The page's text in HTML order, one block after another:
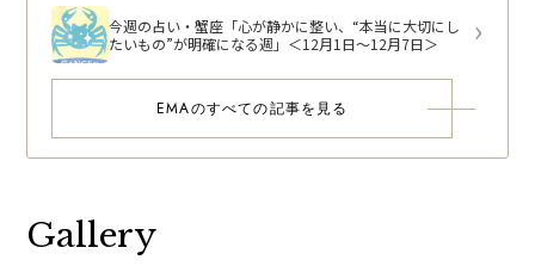
今週の占い・蟹座「心が静かに整い、“本当に大切にし
たいもの”が明確になる週」＜12月1日～12月7日＞
EMAのすべての記事を見る
Gallery